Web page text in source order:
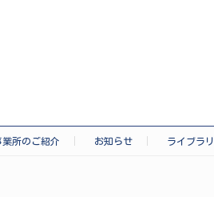
業所のご紹介 お知らせ ライブラリ